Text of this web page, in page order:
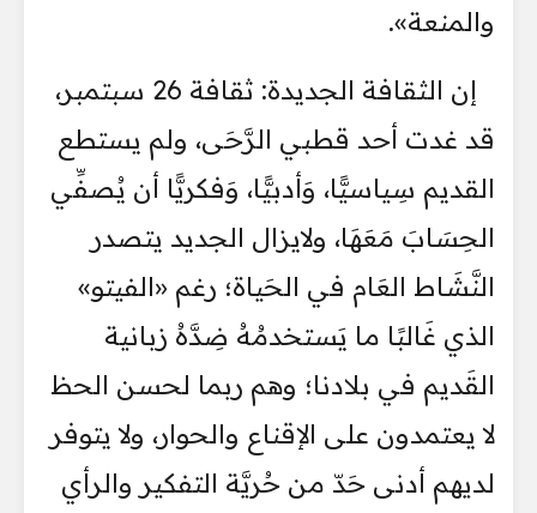
والمنعة».
إن الثقافة الجديدة: ثقافة 26 سبتمبر،
قد غدت أحد قطبي الرَّحَى، ولم يستطع
القديم سِياسيًّا، وَأدبيًّا، وَفكريًّا أن يُصفِّي
الحِسَابَ مَعَهَا، ولايزال الجديد يتصدر
النَّشَاط العَام في الحَياة؛ رغم «الفيتو»
الذي غَالبًا ما يَستخدمُهُ ضِدَّهُ زبانية
القَديم في بلادنا؛ وهم ربما لحسن الحظ
لا يعتمدون على الإقناع والحوار، ولا يتوفر
لديهم أدنى حَدّ من حُريَّة التفكير والرأي